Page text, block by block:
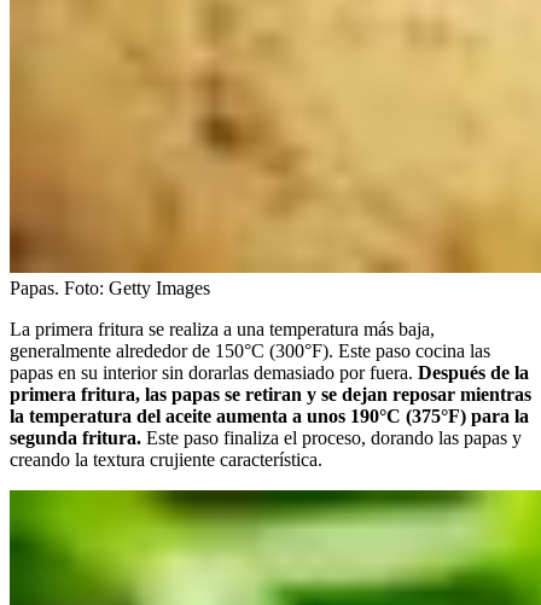
Papas. Foto: Getty Images
La primera fritura se realiza a una temperatura más baja,
generalmente alrededor de 150°C (300°F). Este paso cocina las
papas en su interior sin dorarlas demasiado por fuera. Después de la
primera fritura, las papas se retiran y se dejan reposar mientras
la temperatura del aceite aumenta a unos 190°C (375°F) para la
segunda fritura. Este paso finaliza el proceso, dorando las papas y
creando la textura crujiente característica.